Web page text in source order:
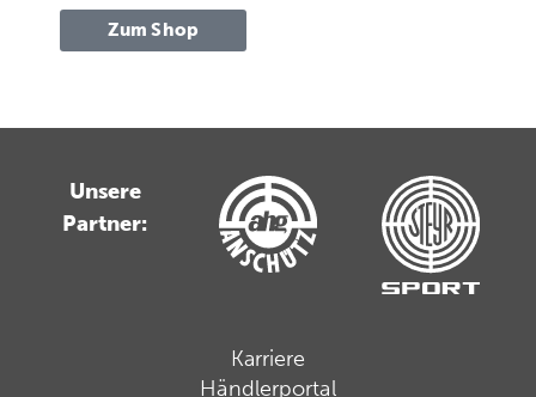
Zum Shop
Unsere
Partner:
Karriere
Händlerportal